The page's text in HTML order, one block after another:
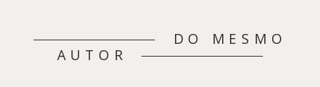
DO MESMO
AUTOR